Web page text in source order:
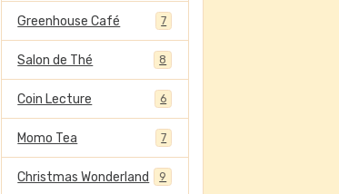
Greenhouse Café 7
Salon de Thé 8
Coin Lecture 6
Momo Tea 7
Christmas Wonderland 9